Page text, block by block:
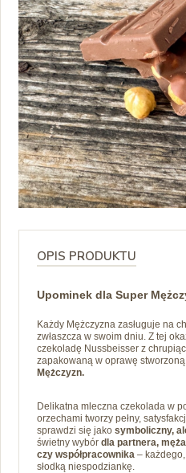
OPIS PRODUKTU
Upominek dla Super
Każdy Mężczyzna zasługuje na
zwłaszcza w swoim dniu. Z tej
czekoladę Nussbeisser z
zapakowaną w oprawę stworzoną
Mężczyzn.
Delikatna mleczna czekolada w
orzechami tworzy pełny,
sprawdzi się jako symboliczny,
świetny wybór dla partnera,
czy współpracownika –
słodką niespodziankę.